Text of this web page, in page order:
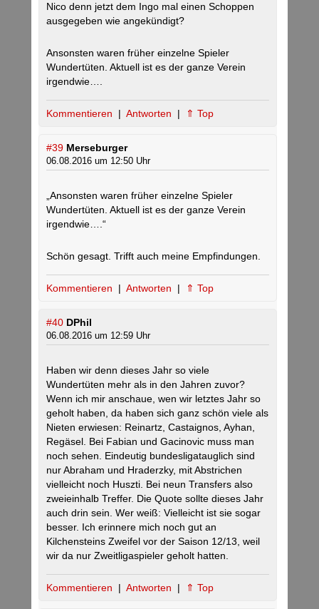
Nico denn jetzt dem Ingo mal einen Schoppen
ausgegeben wie angekündigt?
Ansonsten waren früher einzelne Spieler
Wundertüten. Aktuell ist es der ganze Verein
irgendwie….
Kommentieren | Antworten | ⇑ Top
#39 Merseburger
06.08.2016 um 12:50 Uhr
„Ansonsten waren früher einzelne Spieler
Wundertüten. Aktuell ist es der ganze Verein
irgendwie….“
Schön gesagt. Trifft auch meine Empfindungen.
Kommentieren | Antworten | ⇑ Top
#40 DPhil
06.08.2016 um 12:59 Uhr
Haben wir denn dieses Jahr so viele
Wundertüten mehr als in den Jahren zuvor?
Wenn ich mir anschaue, wen wir letztes Jahr so
geholt haben, da haben sich ganz schön viele als
Nieten erwiesen: Reinartz, Castaignos, Ayhan,
Regäsel. Bei Fabian und Gacinovic muss man
noch sehen. Eindeutig bundesligatauglich sind
nur Abraham und Hraderzky, mit Abstrichen
vielleicht noch Huszti. Bei neun Transfers also
zweieinhalb Treffer. Die Quote sollte dieses Jahr
auch drin sein. Wer weiß: Vielleicht ist sie sogar
besser. Ich erinnere mich noch gut an
Kilchensteins Zweifel vor der Saison 12/13, weil
wir da nur Zweitligaspieler geholt hatten.
Kommentieren | Antworten | ⇑ Top